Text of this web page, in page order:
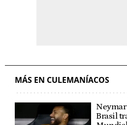
MÁS EN CULEMANÍACOS
Brasil